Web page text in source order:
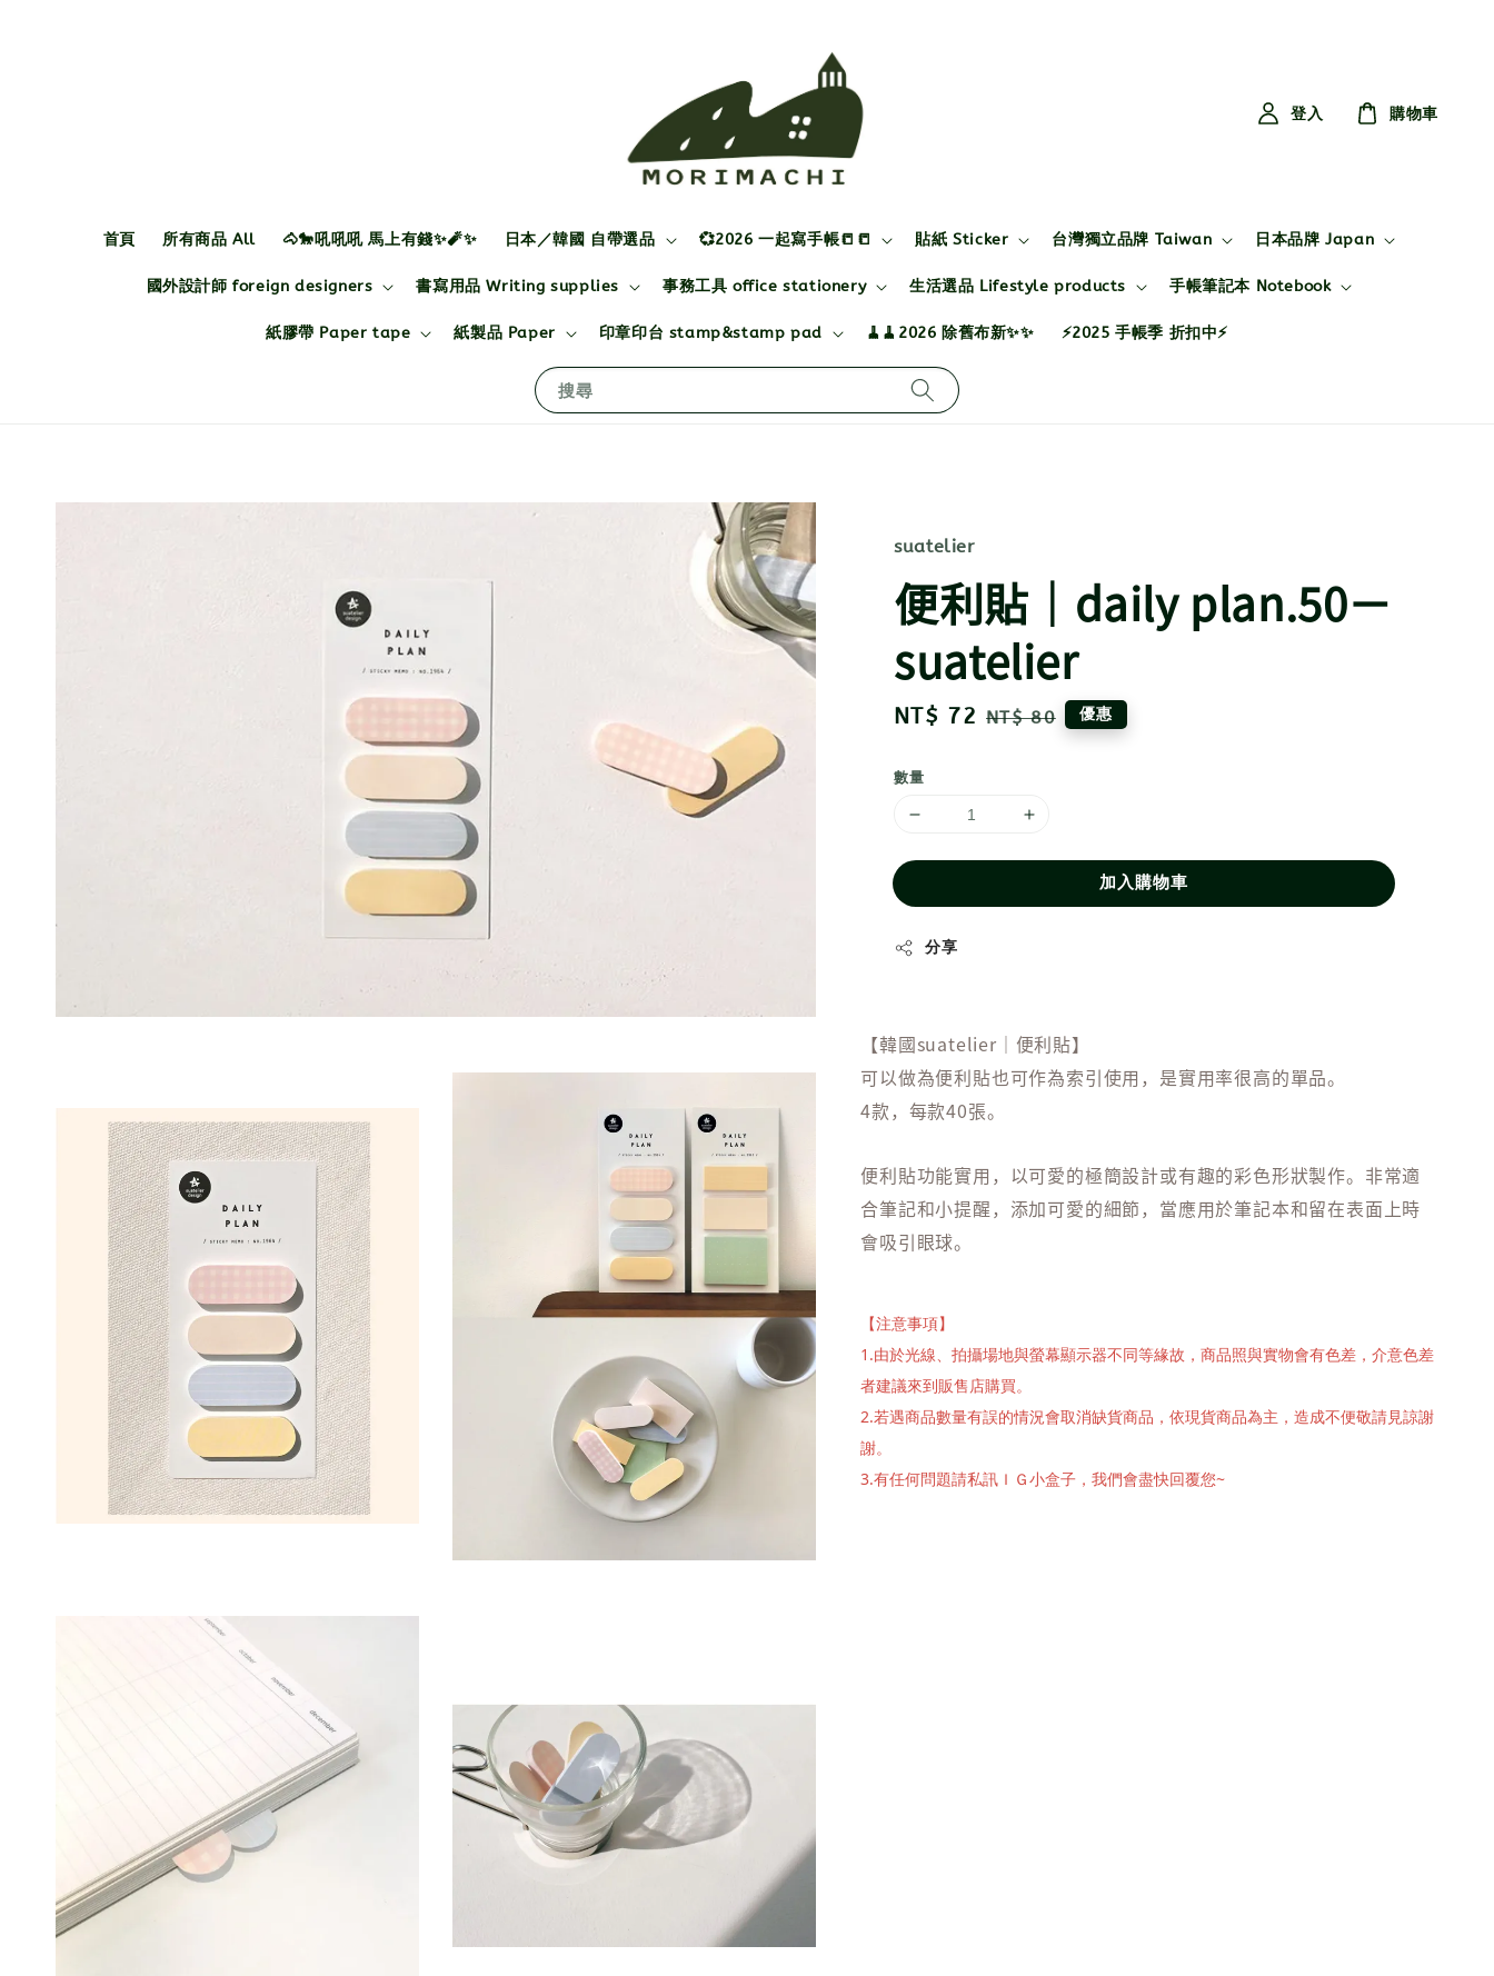
搜尋
首頁 所有商品 All 🐴🐎吼吼吼 馬上有錢✨🧨✨ 日本／韓國 自帶選品 💞2026 一起寫手帳📒📒 貼紙 Sticker 台灣獨立品牌 Taiwan 日本品牌 Japan
國外設計師 foreign designers 書寫用品 Writing supplies 事務工具 office stationery 生活選品 Lifestyle products 手帳筆記本 Notebook
紙膠帶 Paper tape 紙製品 Paper 印章印台 stamp&stamp pad 🧹🧹2026 除舊布新✨✨ ⚡2025 手帳季 折扣中⚡
登入 購物車
suatelier
便利貼｜daily plan.50－
suatelier
Sale
NT$ 72 Regular
NT$ 80 優惠
數量
加入購物車
分享
【韓國suatelier｜便利貼】
可以做為便利貼也可作為索引使用，是實用率很高的單品。
4款，每款40張。
便利貼功能實用，以可愛的極簡設計或有趣的彩色形狀製作。非常適
合筆記和小提醒，添加可愛的細節，當應用於筆記本和留在表面上時
會吸引眼球。
【注意事項】
1.由於光線、拍攝場地與螢幕顯示器不同等緣故，商品照與實物會有色差，介意色差
者建議來到販售店購買。
2.若遇商品數量有誤的情況會取消缺貨商品，依現貨商品為主，造成不便敬請見諒謝
謝。
3.有任何問題請私訊ＩＧ小盒子，我們會盡快回覆您~